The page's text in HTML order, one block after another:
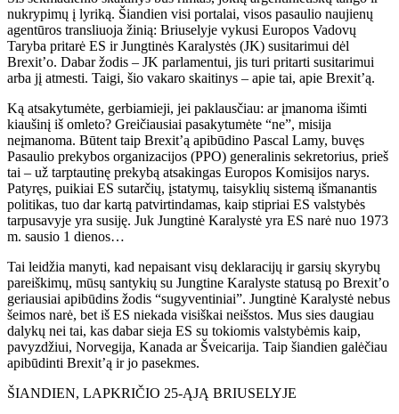
nukrypimų į lyriką. Šiandien visi portalai, visos pasaulio naujienų
agentūros transliuoja žinią: Briuselyje vykusi Europos Vadovų
Taryba pritarė ES ir Jungtinės Karalystės (JK) susitarimui dėl
Brexit’o. Dabar žodis – JK parlamentui, jis turi pritarti susitarimui
arba jį atmesti. Taigi, šio vakaro skaitinys – apie tai, apie Brexit’ą.
Ką atsakytumėte, gerbiamieji, jei paklausčiau: ar įmanoma išimti
kiaušinį iš omleto? Greičiausiai pasakytumėte “ne”, misija
neįmanoma. Būtent taip Brexit’ą apibūdino Pascal Lamy, buvęs
Pasaulio prekybos organizacijos (PPO) generalinis sekretorius, prieš
tai – už tarptautinę prekybą atsakingas Europos Komisijos narys.
Patyręs, puikiai ES sutarčių, įstatymų, taisyklių sistemą išmanantis
politikas, tuo dar kartą patvirtindamas, kaip stipriai ES valstybės
tarpusavyje yra susiję. Juk Jungtinė Karalystė yra ES narė nuo 1973
m. sausio 1 dienos…
Tai leidžia manyti, kad nepaisant visų deklaracijų ir garsių skyrybų
pareiškimų, mūsų santykių su Jungtine Karalyste statusą po Brexit’o
geriausiai apibūdins žodis “sugyventiniai”. Jungtinė Karalystė nebus
šeimos narė, bet iš ES niekada visiškai neišstos. Mus sies daugiau
dalykų nei tai, kas dabar sieja ES su tokiomis valstybėmis kaip,
pavyzdžiui, Norvegija, Kanada ar Šveicarija. Taip šiandien galėčiau
apibūdinti Brexit’ą ir jo pasekmes.
ŠIANDIEN, LAPKRIČIO 25-ĄJĄ BRIUSELYJE